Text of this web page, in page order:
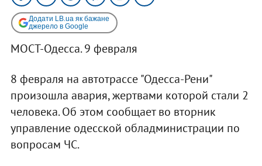
Додати LB.ua як бажане
джерело в Google
МОСТ-Одесса. 9 февраля
8 февраля на автотрассе "Одесса-Рени"
произошла авария, жертвами которой стали 2
человека. Об этом сообщает во вторник
управление одесской обладминистрации по
вопросам ЧС.